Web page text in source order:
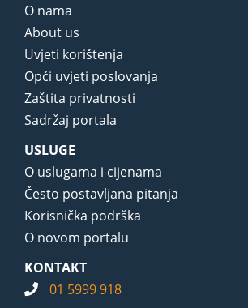
O nama
About us
Uvjeti korištenja
Opći uvjeti poslovanja
Zaštita privatnosti
Sadržaj portala
USLUGE
O uslugama i cijenama
Često postavljana pitanja
Korisnička podrška
O novom portalu
KONTAKT
01 5999 918